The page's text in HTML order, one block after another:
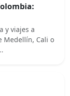
y viajes a
Medellín, Cali o